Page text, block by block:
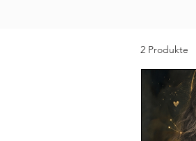
2 Produkte